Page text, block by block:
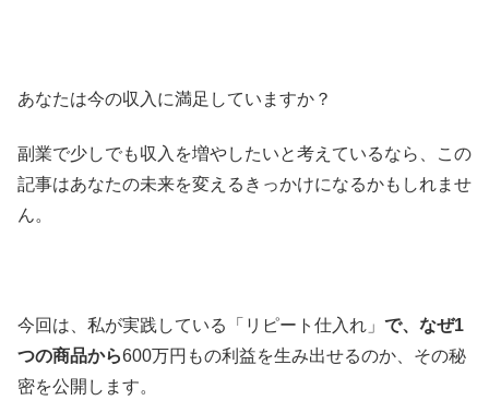
あなたは今の収入に満足していますか？
副業で少しでも収入を増やしたいと考えているなら、この
記事はあなたの未来を変えるきっかけになるかもしれませ
ん。
今回は、私が実践している「リピート仕入れ」 で、なぜ1
つの商品から600万円もの利益を生み出せるのか、その秘
密を公開します。